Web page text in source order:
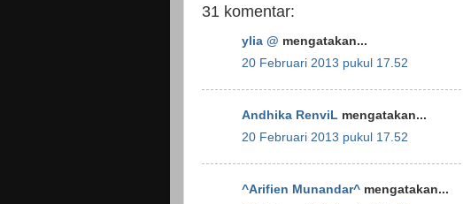
31 komentar:
ylia @ mengatakan...
20 Februari 2013 pukul 17.52
Andhika RenviL mengatakan...
20 Februari 2013 pukul 17.52
^Arifien Munandar^ mengatakan...